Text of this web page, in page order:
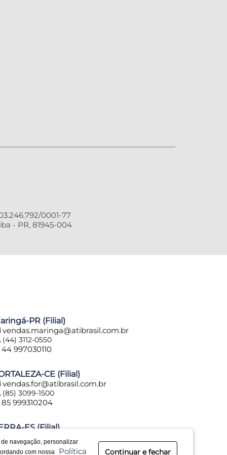
navegação, personalizar
com nossa
Política Continuar e fechar
0001-77
- PR, 81945-004
PR (Filial)
vendas.maringa@atibrasil.com.br
(44) 3112-0550
44 997030110
CE (Filial)
vendas.for@atibrasil.com.br
(85) 3099-1500
85 999310204
ES (Filial)
vendas.es@atibrasil.com.br
(27) 3328-0028